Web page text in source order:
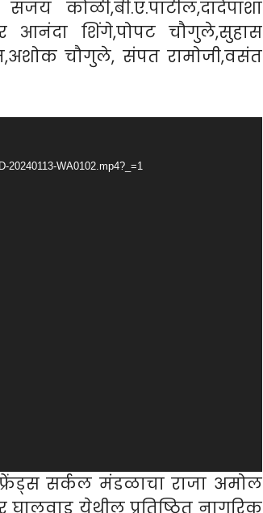
कोळी,बी.ए.पाटील,दादेपाशा
आनंदा शिंगे,पोपट चौगुले,सुहास
चौगुले, संपत रामोजी,वसंत
20240113-WA0102.mp4?_=1
फ्रेंड्स सर्कल मंडळाचा राजा अमोल
येथील प्रतिष्ठित नागरिक